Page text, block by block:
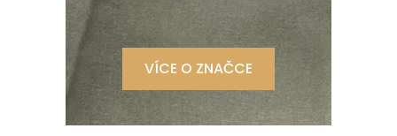
VÍCE O ZNAČCE